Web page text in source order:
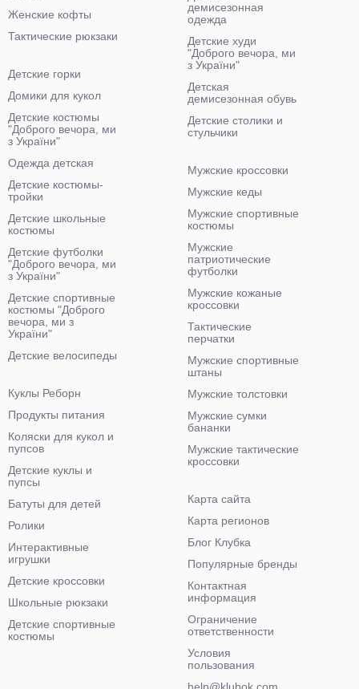
Женские кофты
Тактические рюкзаки
демисезонная
одежда
Детские худи
"Доброго вечора, ми
з України"
Детская
демисезонная обувь
Детские столики и
стульчики
Детские горки
Домики для кукол
Детские костюмы
"Доброго вечора, ми
з України"
Одежда детская
Детские костюмы-
тройки
Детские школьные
костюмы
Детские футболки
"Доброго вечора, ми
з України"
Детские спортивные
костюмы "Доброго
вечора, ми з
України"
Детские велосипеды
Мужские кроссовки
Мужские кеды
Мужские спортивные
костюмы
Мужские
патриотические
футболки
Мужские кожаные
кроссовки
Тактические
перчатки
Мужские спортивные
штаны
Мужские толстовки
Мужские сумки
бананки
Мужские тактические
кроссовки
Куклы Реборн
Продукты питания
Коляски для кукол и
пупсов
Детские куклы и
пупсы
Батуты для детей
Ролики
Интерактивные
игрушки
Детские кроссовки
Школьные рюкзаки
Детские спортивные
костюмы
Карта сайта
Карта регионов
Блог Клубка
Популярные бренды
Контактная
информация
Ограничение
ответственности
Условия
пользования